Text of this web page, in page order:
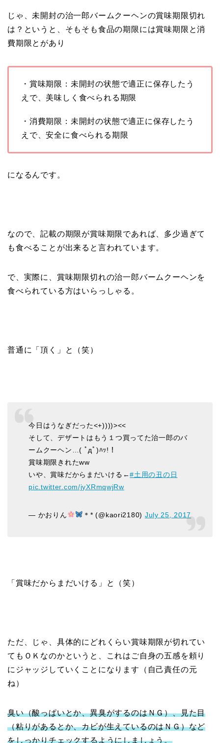
じゃ、未開封の治一郎バームクーヘンの賞味期限切れ
は？というと、そもそも食品の期限には賞味期限と消
費期限とがあり
・賞味期限：未開封の状態で適正に保存したう
えで、美味しく食べられる期限
・消費期限：未開封の状態で適正に保存したう
えで、安全に食べられる期限
になるんです。
なので、記載の期限が賞味期限であれば、多少過ぎて
も食べることが出来ると言われています。
で、実際に、賞味期限切れの治一郎バームクーヘンを
食べられている方はいらっしゃる。
普通に「頂く」と（笑）
今日はうなぎだった<+))))><<
そして、デザートはもう１つ買ってた治一郎のバ
ームクーヘン…( ﾟдﾟ)ﾊｯ!！
賞味期限きれたww
いや、賞味だからまだいける←#土用の丑の日
pic.twitter.com/jyXRmqwjRw
— かおりん ＊* (@kaori2180) July 25, 2017
「賞味だからまだいける」と（笑）
ただ、じゃ、具体的にどれくらい賞味期限が切れてい
てもＯＫなのかというと、これはご自身の五感を頼り
にジャッジしていくことになります（自己責任の元
ね）
臭い（酸っぱいとか、異臭がするのはＮＧ）、見た目
（粘りがあるとか、カビが生えているのはＮＧ）など
をしっかりチェックするようにしましょう。